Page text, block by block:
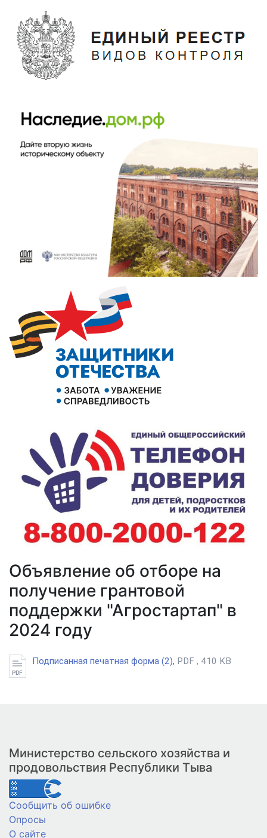
Объявление об отборе на
получение грантовой
поддержки "Агростартап" в
2024 году
Подписанная печатная форма (2), PDF , 410 KB
Министерство сельского хозяйства и
продовольствия Республики Тыва
Сообщить об ошибке
Опросы
О сайте